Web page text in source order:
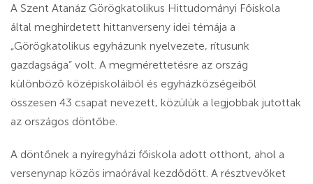
A Szent Atanáz Görögkatolikus Hittudományi Főiskola
által meghirdetett hittanverseny idei témája a
„Görögkatolikus egyházunk nyelvezete, rítusunk
gazdagsága” volt. A megmérettetésre az ország
különböző középiskoláiból és egyházközségeiből
összesen 43 csapat nevezett, közülük a legjobbak jutottak
az országos döntőbe.
A döntőnek a nyíregyházi főiskola adott otthont, ahol a
versenynap közös imaórával kezdődött. A résztvevőket